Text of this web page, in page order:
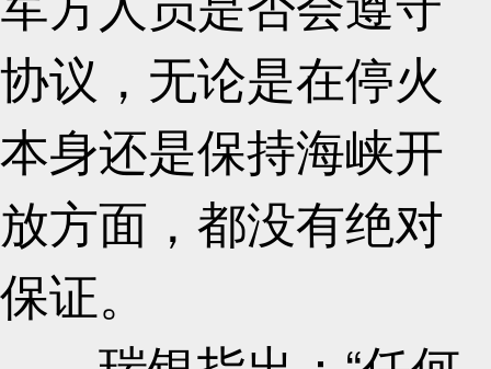
协议，无论是在停火
本身还是保持海峡开
放方面，都没有绝对
保证。